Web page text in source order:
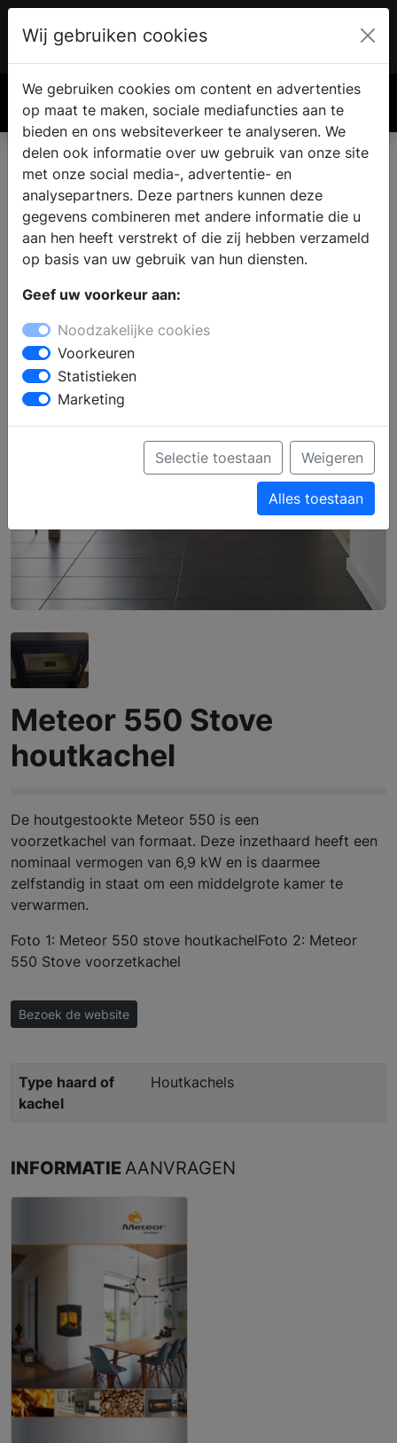
€ 0.00
Meteor 550 Stove
houtkachel
De houtgestookte Meteor 550 is een
voorzetkachel van formaat. Deze inzethaard heeft een
nominaal vermogen van 6,9 kW en is daarmee
zelfstandig in staat om een middelgrote kamer te
verwarmen.
Foto 1: Meteor 550 stove houtkachelFoto 2: Meteor
550 Stove voorzetkachel
Bezoek de website
Type haard of
kachel
Houtkachels
INFORMATIEAANVRAGEN
Wij gebruiken cookies
We gebruiken cookies om content en advertenties
op maat te maken, sociale mediafuncties aan te
bieden en ons websiteverkeer te analyseren. We
delen ook informatie over uw gebruik van onze site
met onze social media-, advertentie- en
analysepartners. Deze partners kunnen deze
gegevens combineren met andere informatie die u
aan hen heeft verstrekt of die zij hebben verzameld
op basis van uw gebruik van hun diensten.
Geef uw voorkeur aan:
Noodzakelijke cookies
Voorkeuren
Statistieken
Marketing
Selectie toestaan Weigeren
Alles toestaan